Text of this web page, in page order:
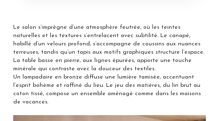
Le salon s’imprègne d’une atmosphère feutrée, où les teintes
naturelles et les textures s’entrelacent avec subtilité. Le canapé,
habillé d’un velours profond, s’accompagne de coussins aux nuances
terreuses, tandis qu’un tapis aux motifs graphiques structure l’espace.
La table basse en pierre, aux lignes épurées, apporte une touche
minérale qui contraste avec la douceur des textiles.
Un lampadaire en bronze diffuse une lumière tamisée, accentuant
l’esprit bohème et raffiné du lieu. Le jeu des matières, du lin brut au
coton tissé, compose un ensemble aménagé comme dans les maisons
de vacances.